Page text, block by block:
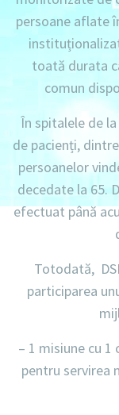
persoane aflate
toată durata
comun
În spitalele de
de pacienți,
persoanelor
decedate la 65.
efectuat până
Totodată,
participarea
– 1 misiunecu 1
pentru servirea